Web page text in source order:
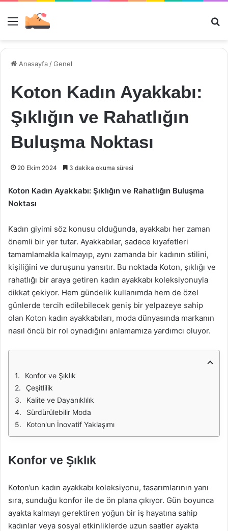
Menü
Anasayfa /Genel
Koton Kadın Ayakkabı:
Şıklığın ve Rahatlığın
Buluşma Noktası
20 Ekim 2024 3 dakika okuma süresi
Koton Kadın Ayakkabı: Şıklığın ve Rahatlığın Buluşma
Noktası
Kadın giyimi söz konusu olduğunda, ayakkabı her zaman
önemli bir yer tutar. Ayakkabılar, sadece kıyafetleri
tamamlamakla kalmayıp, aynı zamanda bir kadının stilini,
kişiliğini ve duruşunu yansıtır. Bu noktada Koton, şıklığı ve
rahatlığı bir araya getiren kadın ayakkabı koleksiyonuyla
dikkat çekiyor. Hem gündelik kullanımda hem de özel
günlerde tercih edilebilecek geniş bir yelpazeye sahip
olan Koton kadın ayakkabıları, moda dünyasında markanın
nasıl öncü bir rol oynadığını anlamamıza yardımcı oluyor.
Konfor ve Şıklık
Çeşitlilik
Kalite ve Dayanıklılık
Sürdürülebilir Moda
Koton'un İnovatif Yaklaşımı
Konfor ve Şıklık
Koton’un kadın ayakkabı koleksiyonu, tasarımlarının yanı
sıra, sunduğu konfor ile de ön plana çıkıyor. Gün boyunca
ayakta kalmayı gerektiren yoğun bir iş hayatına sahip
kadınlar veya sosyal etkinliklerde uzun saatler ayakta